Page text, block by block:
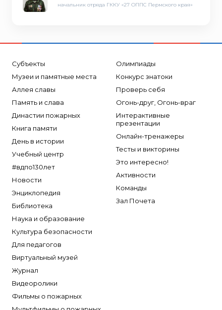
начальник отряда ГККУ «27 ОППС Пермского края»
Субъекты
Музеи и памятные места
Аллея славы
Память и слава
Династии пожарных
Книга памяти
День в истории
Учебный центр
#вдпо130лет
Новости
Энциклопедия
Библиотека
Наука и образование
Культура безопасности
Для педагогов
Виртуальный музей
Журнал
Видеоролики
Фильмы о пожарных
Олимпиады
Конкурс знатоки
Проверь себя
Огонь-друг, Огонь-враг
Интерактивные
презентации
Онлайн-тренажеры
Тесты и викторины
Это интересно!
Активности
Команды
Зал Почета